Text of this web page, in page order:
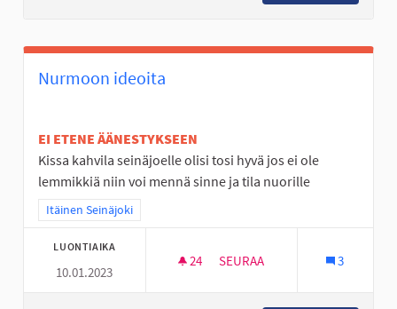
Nurmoon ideoita
EI ETENE ÄÄNESTYKSEEN
Kissa kahvila seinäjoelle olisi tosi hyvä jos ei ole
lemmikkiä niin voi mennä sinne ja tila nuorille
Rajaa tulokset teeman mukaan: Itäinen Seinäjoki
Itäinen Seinäjoki
LUONTIAIKA
10.01.2023
24 24 SEURAAJAA
SEURAA 3